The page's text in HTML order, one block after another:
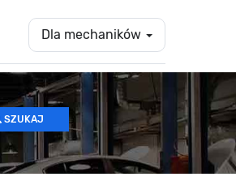
Dla mechaników
SZUKAJ